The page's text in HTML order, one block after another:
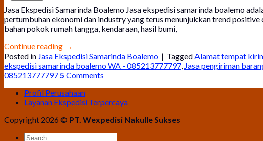
Jasa Ekspedisi Samarinda Boalemo Jasa ekspedisi samarinda boalemo
pertumbuhan ekonomi dan industry yang terus menunjukkan trend
bahan pokok rumah tangga, kendaraan, hasil bumi,
Continue reading →
Posted in Jasa Ekspedisi Samarinda Boalemo | TaggedAlamat tempat
ekspedisi samarinda boalemo WA - 085213777797, Jasa pengiriman
0852137777975 Comments
Profil Perusahaan
Layanan Ekspedisi Terpercaya
Copyright 2026 © PT. Wexpedisi Nakulle Sukses